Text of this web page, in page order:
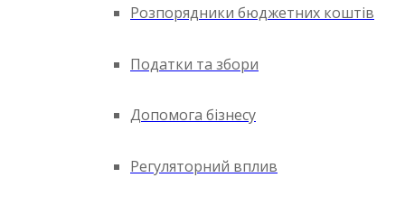
Розпорядники бюджетних коштів
Податки та збори
Допомога бізнесу
Регуляторний вплив